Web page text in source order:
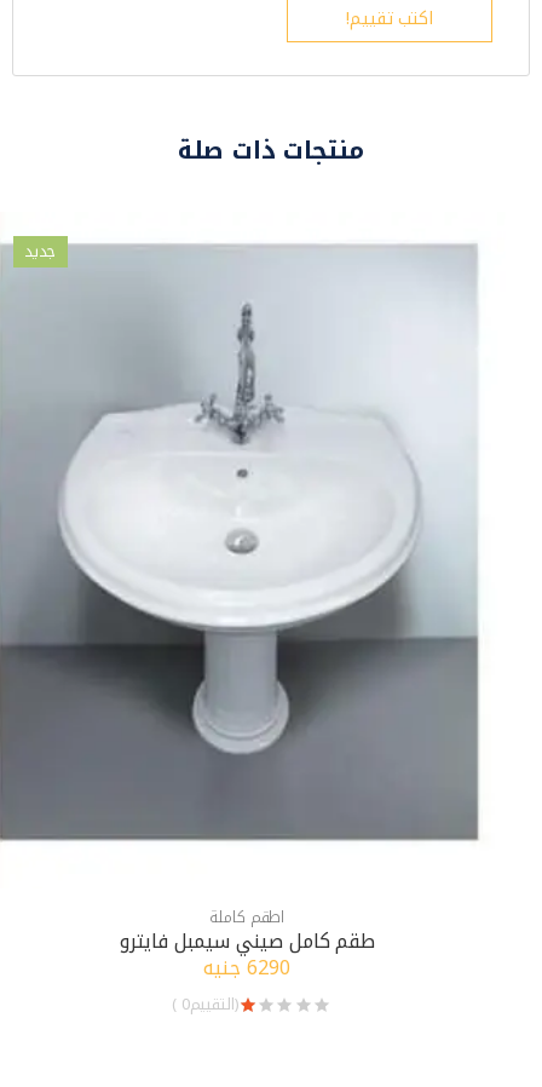
اكتب تقييم!
منتجات ذات صلة
جديد
اطقم كاملة
طقم كامل صيني سيمبل فايترو
6290 جنيه
(التقييم0 )